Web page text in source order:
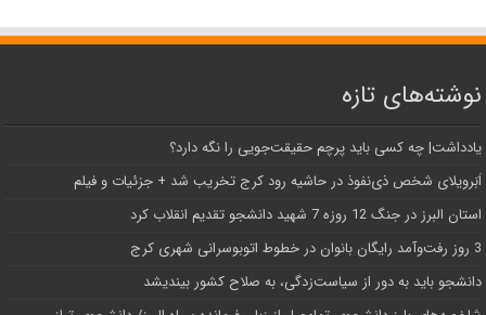
نوشته‌های تازه
یادداشت| ‌چه کسی باید پرچم حقیقت‌جویی را نگه دارد؟
اَبَر‌ویلای شخص ذی‌نفوذ در حاشیه‌ رود کرج تخریب شد + جزئیات و فیلم
استان البرز در جنگ 12 روزه 7 شهید دانشجو تقدیم انقلاب کرد
3 روز رفت‌وآمد رایگان بانوان در خطوط اتوبوسرانی شهری کرج
دانشجو باید به دور از سیاست‌زدگی، به صلاح کشور بیندیشد